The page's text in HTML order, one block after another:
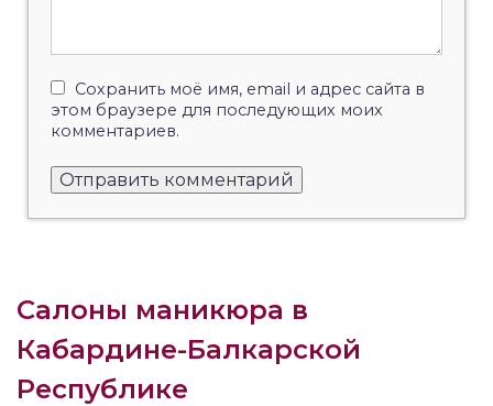
Сохранить моё имя, email и адрес сайта в
этом браузере для последующих моих
комментариев.
Салоны маникюра в
Кабардине-Балкарской
Республике